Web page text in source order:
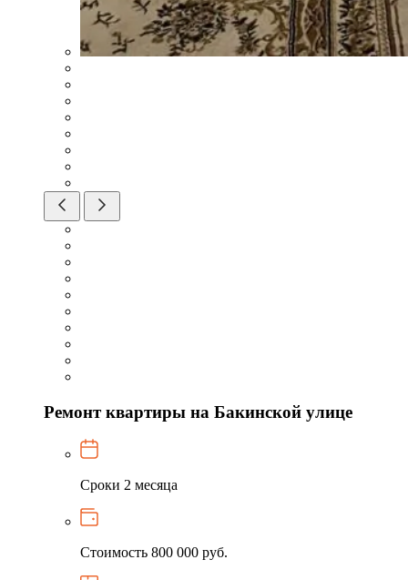
Ремонт квартиры на Бакинской улице
Сроки 2 месяца
Стоимость 800 000 руб.